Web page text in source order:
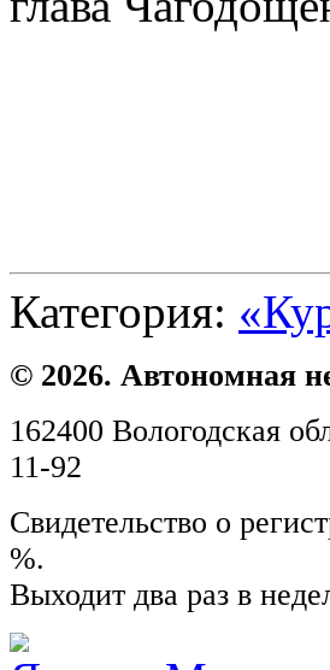
Категория:
© 2026. Автономная
162400 Вологодская
11-92
Свидетельство о
%.
Выходит два раз в